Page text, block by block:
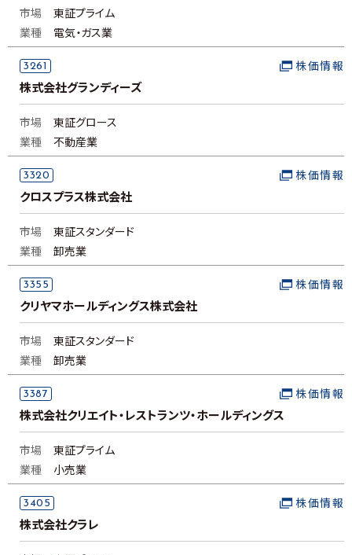
市場
東証プライム
業種
電気・ガス業
3261
株式会社グランディーズ
株価情報
市場
東証グロース
業種
不動産業
3320
クロスプラス株式会社
株価情報
市場
東証スタンダード
業種
卸売業
3355
クリヤマホールディングス株式会社
株価情報
市場
東証スタンダード
業種
卸売業
3387
株式会社クリエイト・レストランツ・ホールディングス
株価情報
市場
東証プライム
業種
小売業
3405
株式会社クラレ
株価情報